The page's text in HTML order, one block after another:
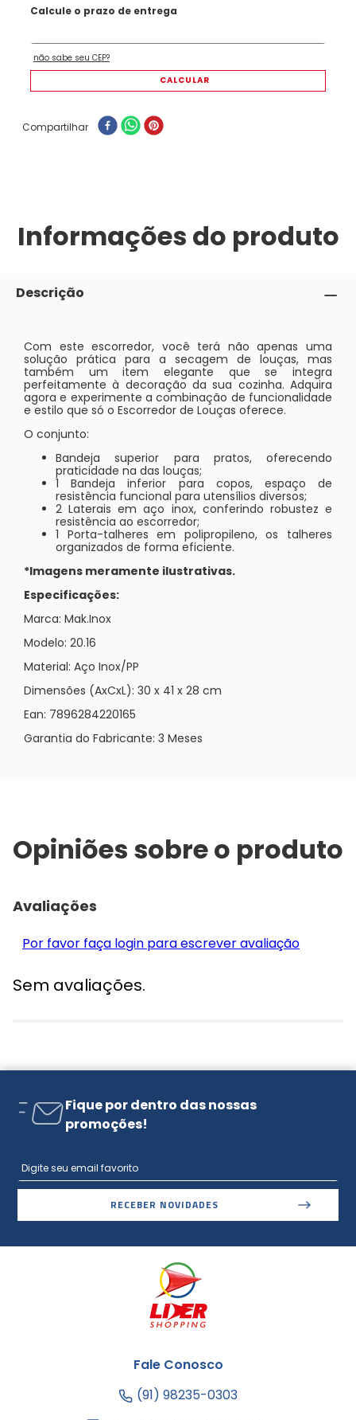
Compartilhar
Informações do produto
Descrição
Com este escorredor, você terá não apenas uma
solução prática para a secagem de louças, mas
também um item elegante que se integra
perfeitamente à decoração da sua cozinha. Adquira
agora e experimente a combinação de funcionalidade
e estilo que só o Escorredor de Louças oferece.
O conjunto:
Bandeja superior para pratos, oferecendo
praticidade na das louças;
1 Bandeja inferior para copos, espaço de
resistência funcional para utensílios diversos;
2 Laterais em aço inox, conferindo robustez e
resistência ao escorredor;
1 Porta-talheres em polipropileno, os talheres
organizados de forma eficiente.
*Imagens meramente ilustrativas.
Especificações:
Marca: Mak.Inox
Modelo: 20.16
Material: Aço Inox/PP
Dimensões (AxCxL): 30 x 41 x 28 cm
Ean: 7896284220165
Garantia do Fabricante: 3 Meses
Opiniões sobre o produto
Avaliações
Por favor faça login para escrever avaliação
Sem avaliações.
Fique por dentro das nossas
promoções!
RECEBER NOVIDADES
Fale Conosco
(91) 98235-0303